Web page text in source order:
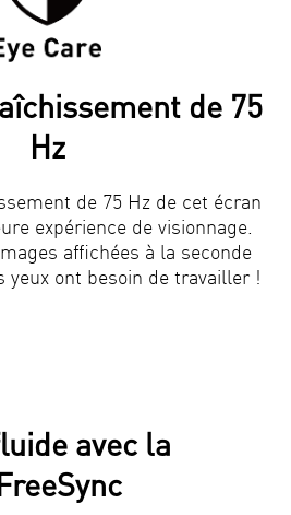
de 75
Hz
de 75 Hz de cet écran
expérience de visionnage.
affichées à la seconde
yeux ont besoin de travailler !
avec la